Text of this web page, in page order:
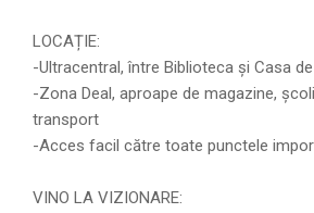
LOCAȚIE:
-Ultracentral, între Biblioteca și Casa
-Zona Deal, aproape de magazine,
transport
-Acces facil către toate punctele
VINO LA VIZIONARE: